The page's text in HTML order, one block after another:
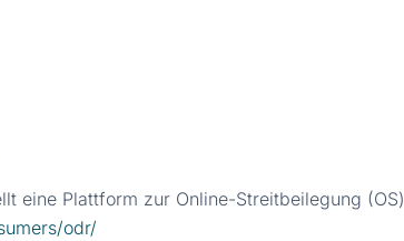
eine Plattform zur Online-Streitbeilegung (OS)
odr/